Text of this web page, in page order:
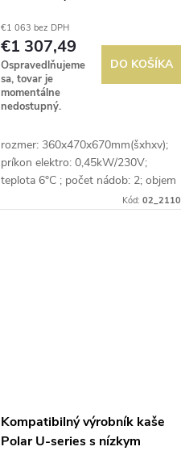
€1 063 bez DPH
€1 307,49
Ospravedlňujeme
sa, tovar je
momentálne
nedostupný.
DO KOŠÍKA
rozmer: 360x470x670mm(šxhxv);
príkon elektro: 0,45kW/230V;
teplota 6°C ; počet nádob: 2; objem
nádoby: 20 l; samostatné ovládanie
Kód:
Kompatibilný výrobník kaše
Polar U-series s nízkym